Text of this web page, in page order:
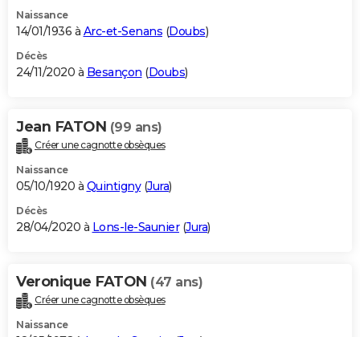
Naissance
14/01/1936 à Arc-et-Senans (Doubs)
Décès
24/11/2020 à Besançon (Doubs)
Jean FATON (99 ans)
Créer une cagnotte obsèques
Naissance
05/10/1920 à Quintigny(Jura)
Décès
28/04/2020 à Lons-le-Saunier(Jura)
Veronique FATON (47 ans)
Créer une cagnotte obsèques
Naissance